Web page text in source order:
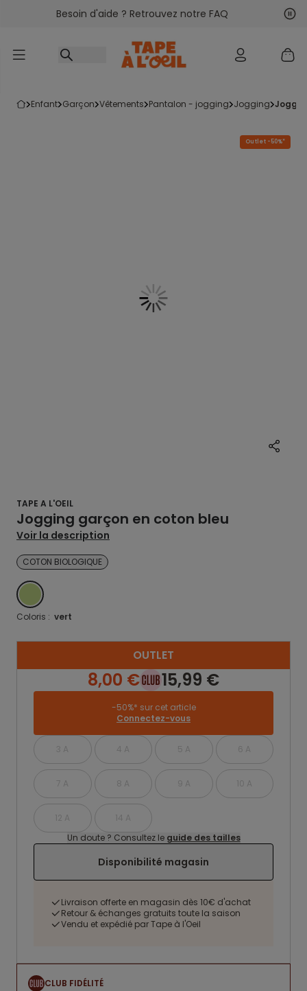
Accéder au contenu
Besoin d'aide ? Retrouvez notre FAQ
enfant garçon vêtements pantalon - jogging jogging
Outlet -50%*
TAPE A L'OEIL
Jogging garçon en coton bleu
Voir la description
COTON BIOLOGIQUE
VERT
Coloris : vert
OUTLET
8,00 € 15,99 €
-50%* sur cet article
Connectez-vous
3 A 4 A 5 A 6 A
7 A 8 A 9 A 10 A
12 A
14 A
Un doute ? Consultez le guide des tailles
Disponibilité magasin
Livraison offerte en magasin dès 10€ d'achat
Retour & échanges gratuits toute la saison
Vendu et expédié par Tape à l'Oeil
CLUB FIDÉLITÉ